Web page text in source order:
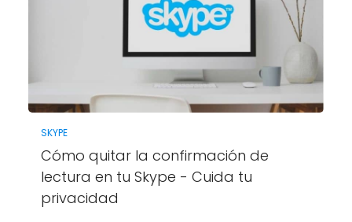
SKYPE
Cómo quitar la confirmación de
lectura en tu Skype - Cuida tu
privacidad